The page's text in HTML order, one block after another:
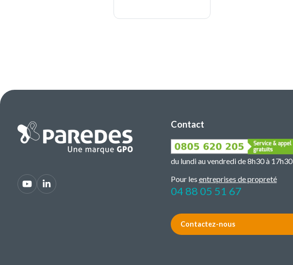
Contact
du lundi au vendredi de 8h30 à 17h30
Pour les entreprises de propreté
04 88 05 51 67
Contactez-nous